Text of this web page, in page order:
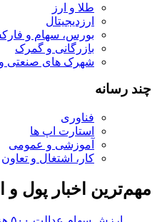
طلا و ارز
ارزدیجیتال
بورس، سهام و
بازرگانی و گمرک
شهرک های صنعتی و
چند رسانه
فناوری
استارت اپ ها
آموزشی و عمومی
کار، اشتغال و تعاون
مهم‌ترین اخبار پول و